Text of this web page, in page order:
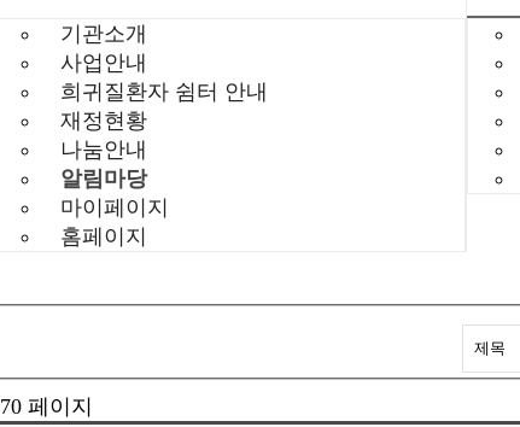
기관소개
사업안내
희귀질환자 쉼터 안내
재정현황
나눔안내
알림마당
마이페이지
홈페이지
70 페이지